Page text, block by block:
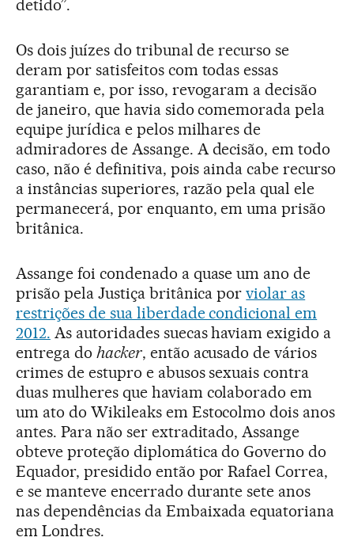
detido”.
Os dois juízes do tribunal de recurso se
deram por satisfeitos com todas essas
garantiam e, por isso, revogaram a decisão
de janeiro, que havia sido comemorada pela
equipe jurídica e pelos milhares de
admiradores de Assange. A decisão, em todo
caso, não é definitiva, pois ainda cabe recurso
a instâncias superiores, razão pela qual ele
permanecerá, por enquanto, em uma prisão
britânica.
Assange foi condenado a quase um ano de
prisão pela Justiça britânica porviolar as
restrições de sua liberdade condicional em
2012. As autoridades suecas haviam exigido a
entrega do hacker, então acusado de vários
crimes de estupro e abusos sexuais contra
duas mulheres que haviam colaborado em
um ato do Wikileaks em Estocolmo dois anos
antes. Para não ser extraditado, Assange
obteve proteção diplomática do Governo do
Equador, presidido então por Rafael Correa,
e se manteve encerrado durante sete anos
nas dependências da Embaixada equatoriana
em Londres.